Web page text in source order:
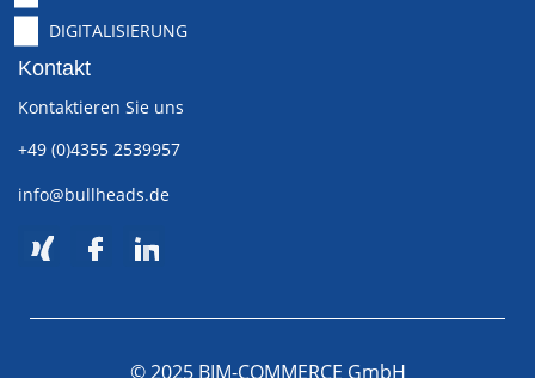
DIGITALISIERUNG
Kontakt
Kontaktieren Sie uns
+49 (0)4355 2539957
info@bullheads.de
© 2025 BIM-COMMERCE GmbH